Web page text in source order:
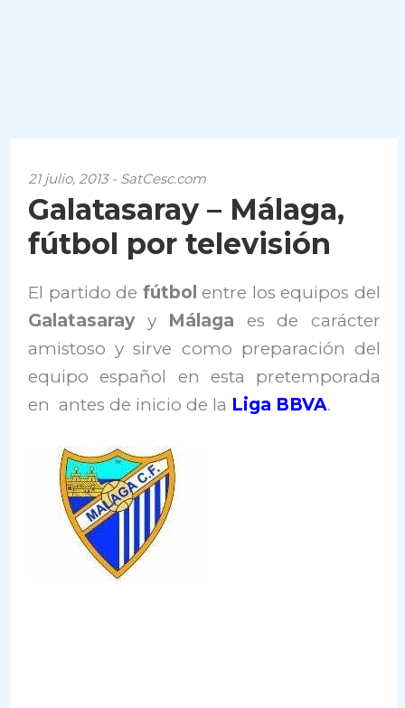
21 julio, 2013 - SatCesc.com
Galatasaray – Málaga,
fútbol por televisión
El partido de fútbol entre los equipos del
Galatasaray yMálaga
es de carácter
amistoso y sirve como preparación del
equipo español en esta pretemporada
en antes de inicio de la Liga BBVA.